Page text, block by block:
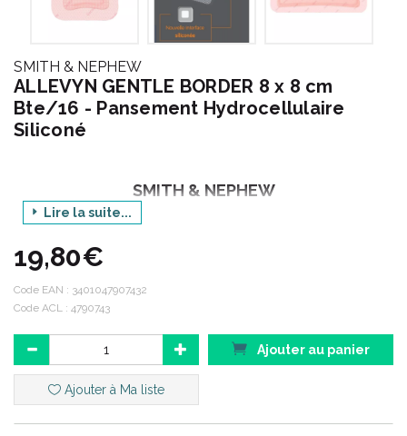
SMITH & NEPHEW
ALLEVYN GENTLE BORDER 8 x 8 cm
Bte/16 - Pansement Hydrocellulaire
Siliconé
SMITH & NEPHEW
Le groupe Smith & Nephew représente plus de 16 000
collaborateurs répartis dans plus de 100 pays.
clients de Smith & Nephew, déterminer et atteindre des objectifs
et des normes claires pour nous-mêmes. Performer, c’ est
fournir des produits et des services de qualité qui apportent des
bénéfices socio-économiques quantifiables.
Lire la suite...
19,80€
Code EAN : 3401047907432
Code ACL : 4790743
Ajouter au panier
Ajouter à Ma liste